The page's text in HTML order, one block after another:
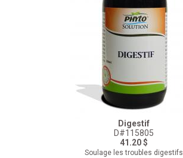
Digestif
D#115805
41.20 $
Soulage les troubles digestifs